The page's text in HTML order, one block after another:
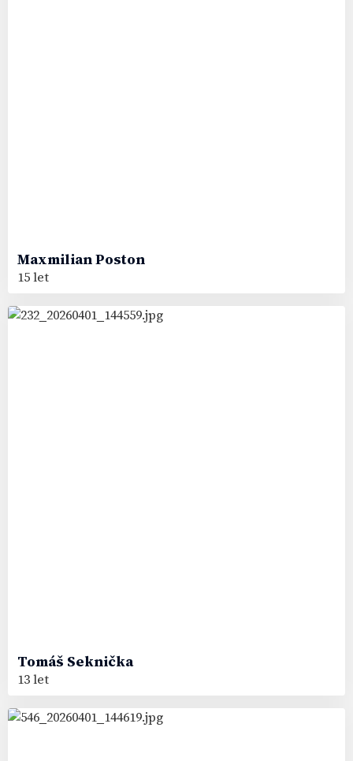
MaxmilianPoston
15 let
Tomáš Seknička
13 let